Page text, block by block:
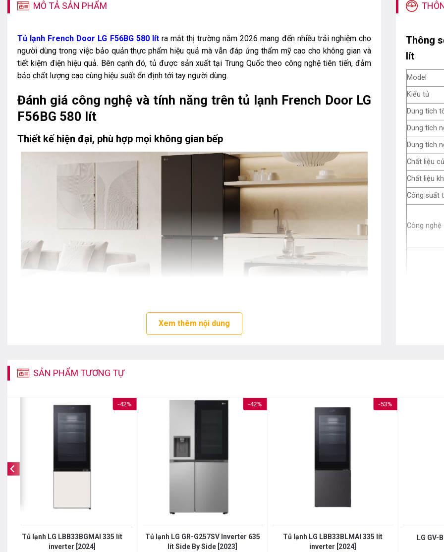
MÔ TẢ SẢN PHẨM
Tủ lạnh French Door LG F56BG 580 lítra mắt thị trường năm 2026 mang đến nhiều trải nghiệm cho
người dùng trong việc bảo quản thực phẩm hiệu quả mà vẫn đáp ứng thẩm mỹ cao cho không gian và
tiết kiệm điện hiệu quả. Bên cạnh đó, tủ được sản xuất tại Trung Quốc theo công nghệ tiên tiến, đảm
bảo chất lượng cao cùng hiệu suất ổn định tới tay người dùng.
Đánh giá công nghệ và tính năng trên tủ lạnh French Door LG
F56BG 580 lít
Thiết kế hiện đại, phù hợp mọi không gian bếp
F56BG nằm trong dòng tủ French Door 4 cánh, mặt tủ được thiết kế phẳng kết hợp chất liệu
Xem thêm nội dung
Thông
lít
Model
Kiểu tủ
Dung tích
Dung tích
Dung tích
Chất liệu
Chất liệu
Công suất
Công nghệ
SẢN PHẨM TƯƠNG TỰ
-42%
Tủ lạnh LG LBB33BGMAI 335 lít
inverter [2024]
-42%
Tủ lạnh LG GR-G257SV Inverter 635
lít Side By Side [2023]
-53%
Tủ lạnh LG LBB33BLMAI 335 lít
inverter [2024]
LG GV-